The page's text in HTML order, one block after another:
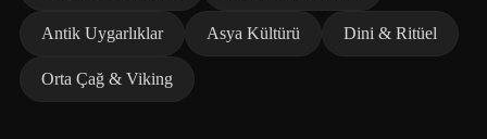
Antik Uygarlıklar Asya Kültürü Dini & Ritüel
Orta Çağ & Viking